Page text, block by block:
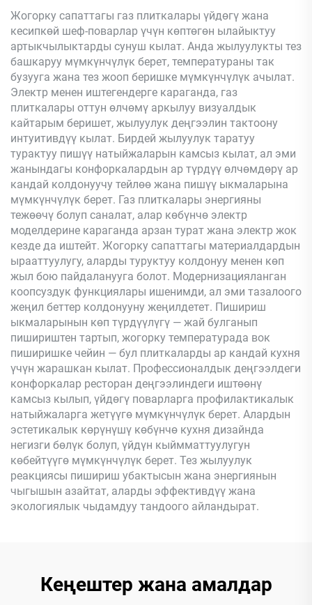
Жогорку сапаттагы газ плиткалары үйдөгү жана
кесипкөй шеф-поварлар үчүн көптөгөн ылайыктуу
артыкчылыктарды сунуш кылат. Анда жылуулукты тез
башкаруу мүмкүнчүлүк берет, температураны так
бузууга жана тез жооп беришке мүмкүнчүлүк ачылат.
Электр менен иштегендерге караганда, газ
плиткалары оттун өлчөмү аркылуу визуалдык
кайтарым беришет, жылуулук деңгээлин тактоону
интуитивдүү кылат. Бирдей жылуулук таратуу
турактуу пишүү натыйжаларын камсыз кылат, ал эми
жанындагы конфоркалардын ар түрдүү өлчөмдөрү ар
кандай колдонуучу тейлөө жана пишүү ыкмаларына
мүмкүнчүлүк берет. Газ плиткалары энергияны
тежөөчү болуп саналат, алар көбүнчө электр
моделдерине караганда арзан турат жана электр жок
кезде да иштейт. Жогорку сапаттагы материалдардын
ырааттуулугу, аларды туруктуу колдонуу менен көп
жыл бою пайдаланууга болот. Модернизацияланган
коопсуздук функциялары ишенимди, ал эми тазалоого
жеңил беттер колдонууну жеңилдетет. Пишириш
ыкмаларынын көп түрдүүлүгү — жай булганып
пишириштен тартып, жогорку температурада вок
пиширишке чейин — бул плиткаларды ар кандай кухня
үчүн жарашкан кылат. Профессионалдык деңгээлдеги
конфоркалар ресторан деңгээлиндеги иштөөнү
камсыз кылып, үйдөгү поварларга профилактикалык
натыйжаларга жетүүгө мүмкүнчүлүк берет. Алардын
эстетикалык көрүнүшү көбүнчө кухня дизайнда
негизги бөлүк болуп, үйдүн кыймматтуулугун
көбейтүүгө мүмкүнчүлүк берет. Тез жылуулук
реакциясы пишириш убактысын жана энергиянын
чыгышын азайтат, аларды эффективдүү жана
экологиялык чыдамдуу тандоого айландырат.
Кеңештер жана амалдар